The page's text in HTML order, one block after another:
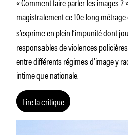
magistralement ce 10e long
s’exprime en plein l’impunité dont
responsables de violences
entre différents régimes d’image y
intime que nationale.
Lire la critique